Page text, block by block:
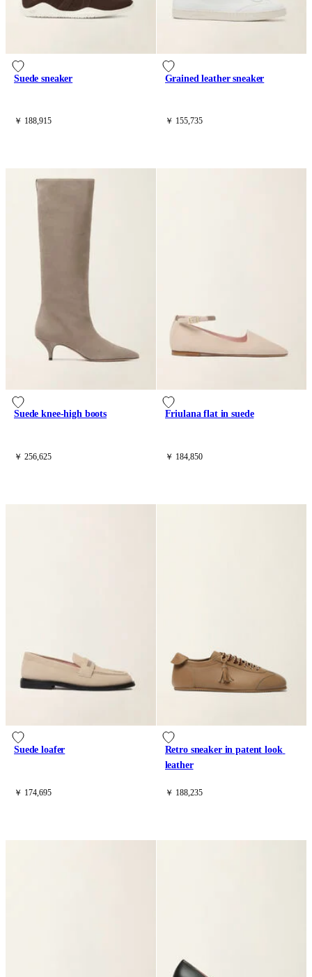
Suede sneaker
￥ 188,915
Grained leather sneaker
￥ 155,735
Suede knee-high boots
￥ 256,625
Friulana flat in suede
￥ 184,850
Suede loafer
￥ 174,695
Retro sneaker in patent look
leather
￥ 188,235